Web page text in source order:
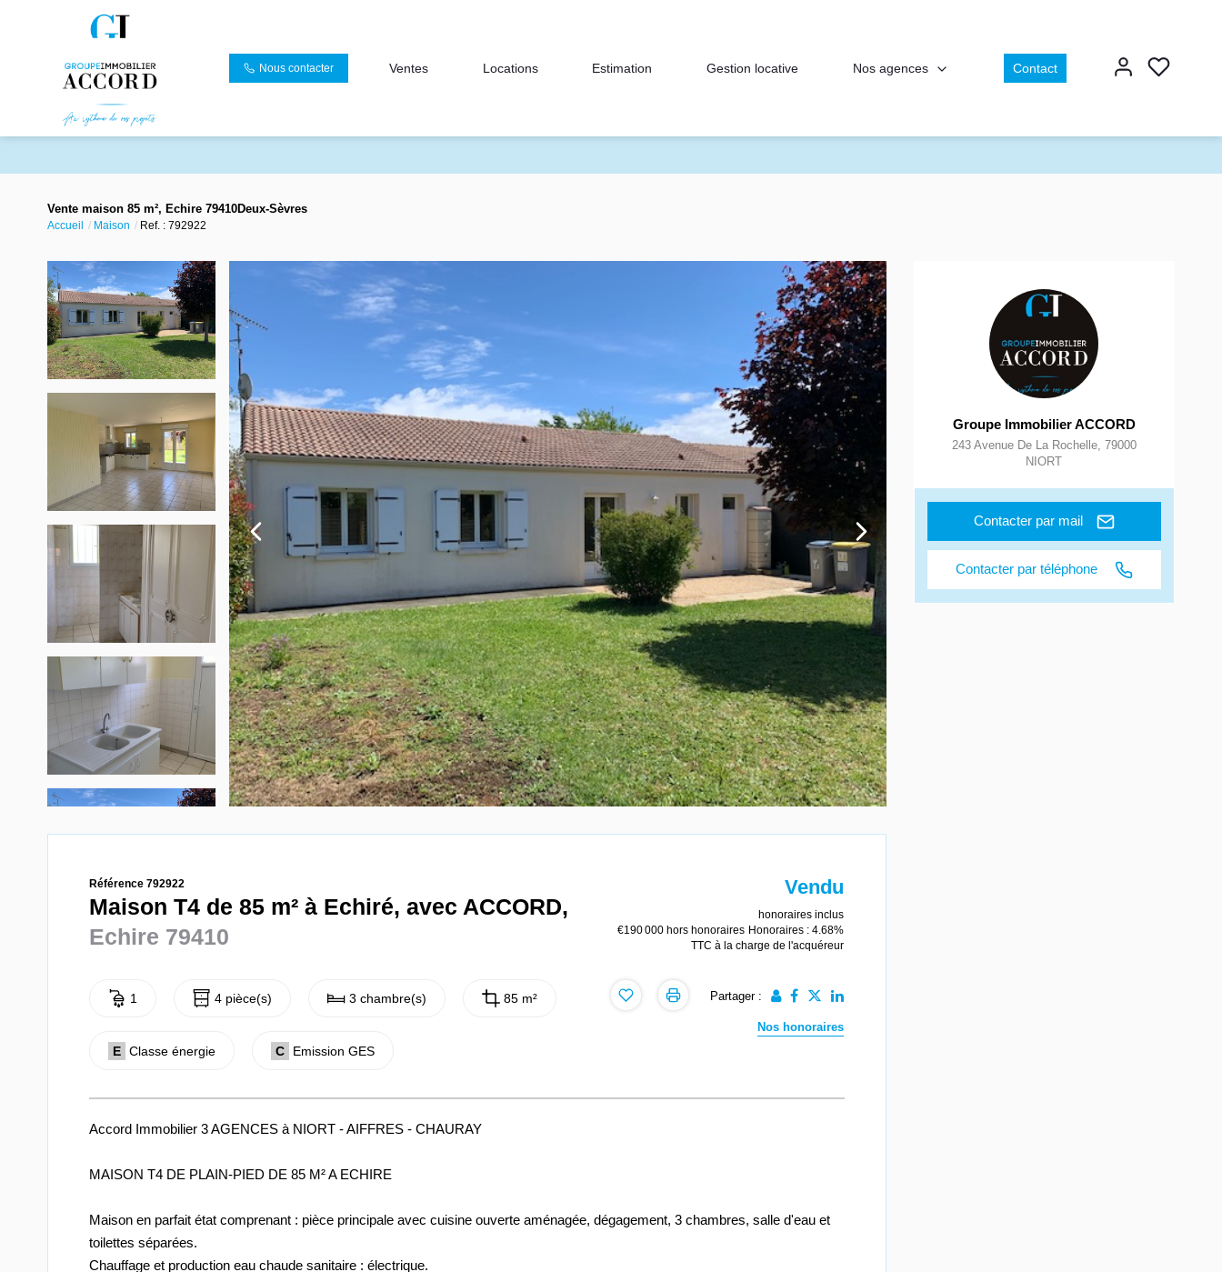
Nous contacter Ventes Locations Estimation Gestion locative Nos agences Contact
Vente maison 85 m², Echire 79410Deux-Sèvres
Accueil Maison Ref. : 792922
Référence 792922
Maison T4 de 85 m² à Echiré, avec ACCORD,
Echire 79410
1 4 pièce(s) 3 chambre(s) 85 m²
E Classe énergie C Emission GES
Vendu
honoraires inclus
€190 000 hors honoraires Honoraires : 4.68%
TTC à la charge de l'acquéreur
Partager :
Nos honoraires
Accord Immobilier 3 AGENCES à NIORT - AIFFRES - CHAURAY
MAISON T4 DE PLAIN-PIED DE 85 M² A ECHIRE
Maison en parfait état comprenant : pièce principale avec cuisine ouverte aménagée, dégagement, 3 chambres, salle d'eau et
toilettes séparées.
Chauffage et production eau chaude sanitaire : électrique.
Groupe Immobilier ACCORD
243 Avenue De La Rochelle, 79000
NIORT
Contacter par mail
Contacter par téléphone